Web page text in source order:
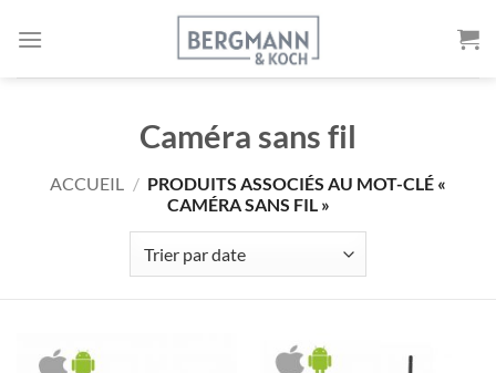
Caméra sans fil
ACCUEIL / PRODUITS ASSOCIÉS AU MOT-CLÉ «
CAMÉRA SANS FIL »